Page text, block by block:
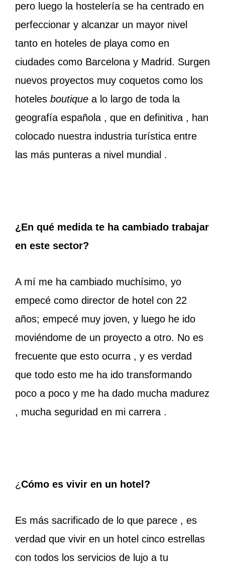
pero luego la hostelería se ha centrado en
perfeccionar y alcanzar un mayor nivel
tanto en hoteles de playa como en
ciudades como Barcelona y Madrid. Surgen
nuevos proyectos muy coquetos como los
hoteles boutique a lo largo de toda la
geografía española , que en definitiva , han
colocado nuestra industria turística entre
las más punteras a nivel mundial .
¿En qué medida te ha cambiado trabajar
en este sector?
A mí me ha cambiado muchísimo, yo
empecé como director de hotel con 22
años; empecé muy joven, y luego he ido
moviéndome de un proyecto a otro. No es
frecuente que esto ocurra , y es verdad
que todo esto me ha ido transformando
poco a poco y me ha dado mucha madurez
, mucha seguridad en mi carrera .
¿Cómo es vivir en un hotel?
Es más sacrificado de lo que parece , es
verdad que vivir en un hotel cinco estrellas
con todos los servicios de lujo a tu